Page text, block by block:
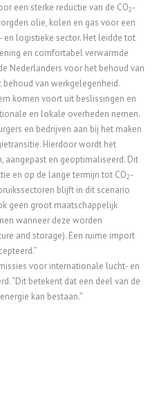
een sterke reductie van de CO2-
olie, kolen en gas voor een
en logistieke sector. Het leidde tot
en comfortabel verwarmde
Nederlanders voor het behoud van
van werkgelegenheid.
komen voort uit beslissingen en
en lokale overheden nemen.
en bedrijven aan bij het maken
Hierdoor wordt het
aangepast en geoptimaliseerd. Dit
en op de lange termijn tot CO2-
blijft in dit scenario
geen groot maatschappelijk
wanneer deze worden
and storage). Een ruime import
voor internationale lucht- en
“Dit betekent dat een deel van de
kan bestaan.”